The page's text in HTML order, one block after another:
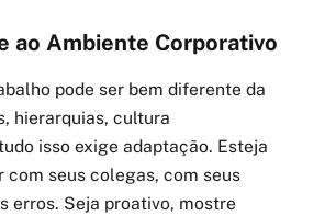
ao Ambiente Corporativo
pode ser bem diferente da
hierarquias, cultura
isso exige adaptação. Esteja
com seus colegas, com seus
erros. Seja proativo, mostre